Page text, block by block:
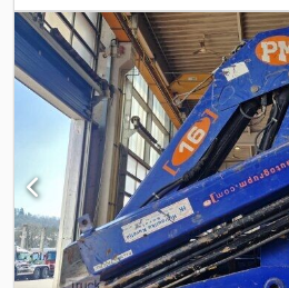
control, foldable, 2-point hydraulic
extensions Codpfxei Rn Sge Acloha
and 6th control circuits, crane
6.0 m = 2250 kg, 8.0 m = 1400 kg, 11.8
INFORMATION WITHOUT
sale, and errors excepted!